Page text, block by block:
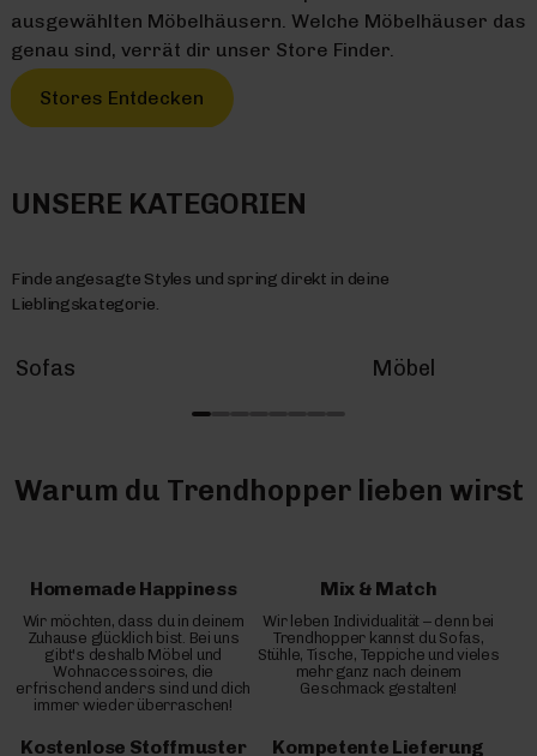
ausgewählten Möbelhäusern. Welche Möbelhäuser das
genau sind, verrät dir unser Store Finder.
Stores Entdecken
UNSERE KATEGORIEN
Finde angesagte Styles und spring direkt in deine
Lieblingskategorie.
Sofas Möbel
Warum du Trendhopper lieben wirst
Homemade Happiness
Wir möchten, dass du in deinem
Zuhause glücklich bist. Bei uns
gibt's deshalb Möbel und
Wohnaccessoires, die
erfrischend anders sind und dich
immer wieder überraschen!
Mix & Match
Wir leben Individualität – denn bei
Trendhopper kannst du Sofas,
Stühle, Tische, Teppiche und vieles
mehr ganz nach deinem
Geschmack gestalten!
Kostenlose Stoffmuster Kompetente Lieferung